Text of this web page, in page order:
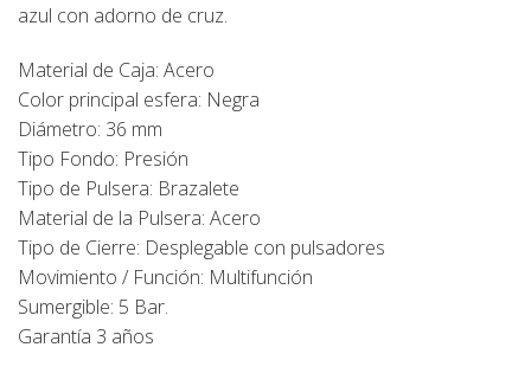
azul con adorno de cruz.
Material de Caja: Acero
Color principal esfera: Negra
Diámetro: 36 mm
Tipo Fondo: Presión
Tipo de Pulsera: Brazalete
Material de la Pulsera: Acero
Tipo de Cierre: Desplegable con pulsadores
Movimiento / Función: Multifunción
Sumergible: 5 Bar.
Garantía 3 años